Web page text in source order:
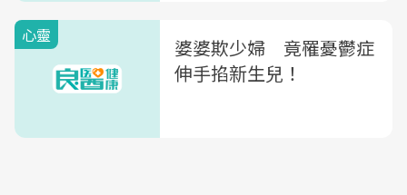
心靈
婆婆欺少婦 竟罹憂鬱症
伸手掐新生兒！